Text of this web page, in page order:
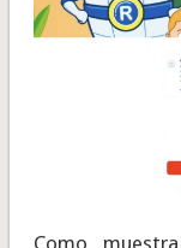
Como